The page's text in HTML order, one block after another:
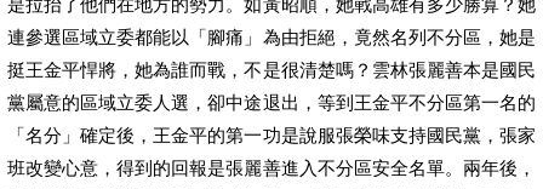
是拉抬了他們在地方的勢力。如黃昭順，她戰高雄有多少勝算？她
連參選區域立委都能以「腳痛」為由拒絕，竟然名列不分區，她是
挺王金平悍將，她為誰而戰，不是很清楚嗎？雲林張麗善本是國民
黨屬意的區域立委人選，卻中途退出，等到王金平不分區第一名的
「名分」確定後，王金平的第一功是說服張榮味支持國民黨，張家
班改變心意，得到的回報是張麗善進入不分區安全名單。兩年後，